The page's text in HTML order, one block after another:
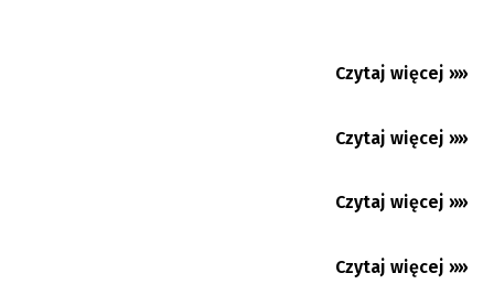
06.08.2026
Czytaj więcej »»
06.08.2026
Czytaj więcej »»
06.08.2026
Czytaj więcej »»
06.08.2026
Czytaj więcej »»